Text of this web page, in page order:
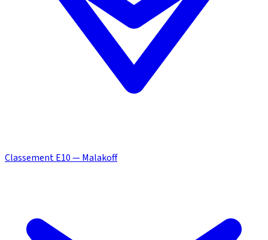
Classement E10 — Malakoff